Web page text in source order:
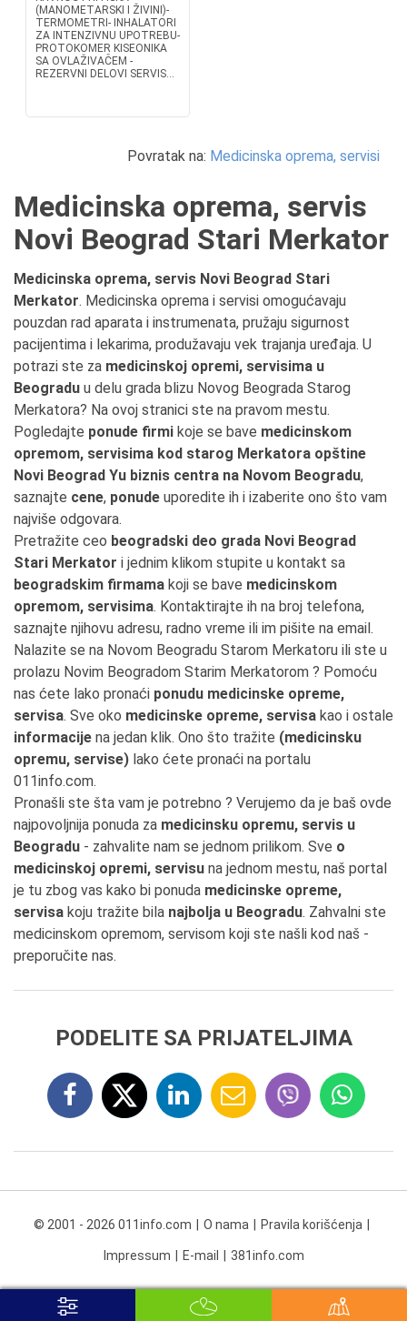
(MANOMETARSKI I ŽIVINI)-
TERMOMETRI- INHALATORI
ZA INTENZIVNU UPOTREBU-
PROTOKOMER KISEONIKA
SA OVLAŽIVAČEM -
REZERVNI DELOVI SERVIS...
Povratak na: Medicinska oprema, servisi
Medicinska oprema, servis
Novi Beograd Stari Merkator
Medicinska oprema, servis Novi Beograd Stari
Merkator. Medicinska oprema i servisi omogućavaju
pouzdan rad aparata i instrumenata, pružaju sigurnost
pacijentima i lekarima, produžavaju vek trajanja uređaja. U
potrazi ste za medicinskoj opremi, servisima u
Beogradu u delu grada blizu Novog Beograda Starog
Merkatora? Na ovoj stranici ste na pravom mestu.
Pogledajte ponude firmi koje se bave medicinskom
opremom, servisima kod starog Merkatora opštine
Novi Beograd Yu biznis centra na Novom Beogradu,
saznajte cene, ponude uporedite ih i izaberite ono što vam
najviše odgovara.
Pretražite ceo beogradski deo grada Novi Beograd
Stari Merkator i jednim klikom stupite u kontakt sa
beogradskim firmama koji se bave medicinskom
opremom, servisima. Kontaktirajte ih na broj telefona,
saznajte njihovu adresu, radno vreme ili im pišite na email.
Nalazite se na Novom Beogradu Starom Merkatoru ili ste u
prolazu Novim Beogradom Starim Merkatorom ? Pomoću
nas ćete lako pronaći ponudu medicinske opreme,
servisa. Sve oko medicinske opreme, servisa kao i ostale
informacije na jedan klik. Ono što tražite (medicinsku
opremu, servise) lako ćete pronaći na portalu
011info.com.
Pronašli ste šta vam je potrebno ? Verujemo da je baš ovde
najpovoljnija ponuda za medicinsku opremu, servis u
Beogradu - zahvalite nam se jednom prilikom. Sve o
medicinskoj opremi, servisu na jednom mestu, naš portal
je tu zbog vas kako bi ponuda medicinske opreme,
servisa koju tražite bila najbolja u Beogradu. Zahvalni ste
medicinskom opremom, servisom koji ste našli kod naš -
preporučite nas.
PODELITE SA PRIJATELJIMA
© 2001 - 2026 011info.com O nama Pravila korišćenja
Impressum E-mail 381info.com